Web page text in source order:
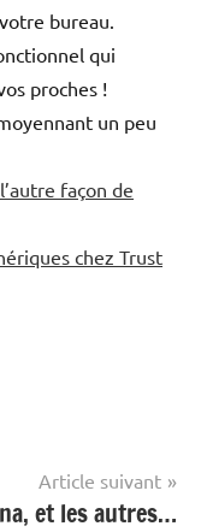
bureau.
qui
proches !
moyennant un peu
façon de
chez Trust
Article suivant
et les autres…